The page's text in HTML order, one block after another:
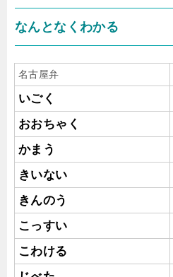
なんとなくわかる
名古屋弁
いごく
おおちゃく
かまう
きいない
きんのう
こっすい
こわける